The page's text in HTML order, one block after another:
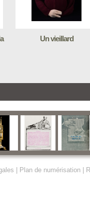
Un vieillard
Plan de numérisation|